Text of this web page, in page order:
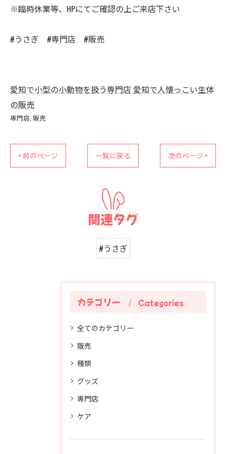
※臨時休業等、HPにてご確認の上ご来店下さい
#うさぎ #専門店 #販売
愛知で小型の小動物を扱う専門店 愛知で人懐っこい生体
の販売
専門店 販売
< 前のページ 一覧に戻る 次のページ >
関連タグ
#うさぎ
カテゴリー Categories
全てのカテゴリー
販売
種類
グッズ
専門店
ケア